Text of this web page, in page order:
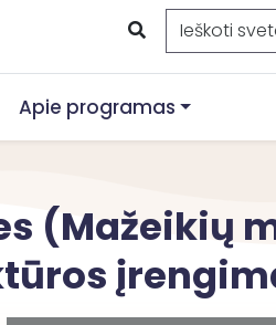
Apie programas
(Mažeikių